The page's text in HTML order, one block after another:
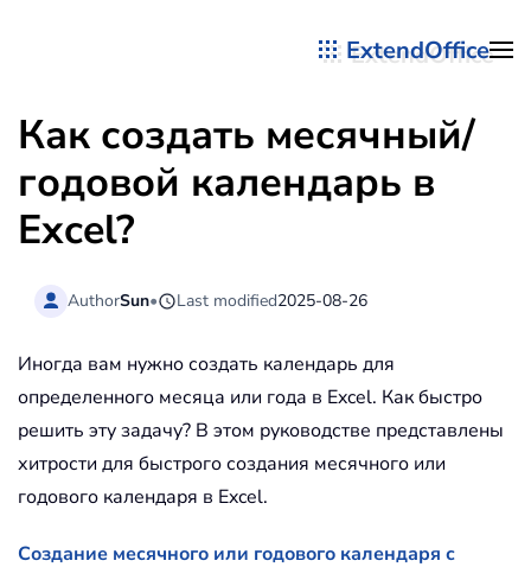
ExtendOffice
Как создать месячный/
годовой календарь в
Excel?
AuthorSun• Last modified2025-08-26
Иногда вам нужно создать календарь для
определенного месяца или года в Excel. Как быстро
решить эту задачу? В этом руководстве представлены
хитрости для быстрого создания месячного или
годового календаря в Excel.
Создание месячного или годового календаря с